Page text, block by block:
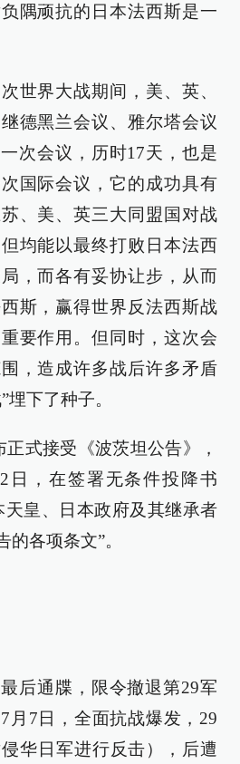
负隅顽抗的日本法西斯是一
世界大战期间，美、英、
德黑兰会议、雅尔塔会议
次会议，历时17天，也是
国际会议，它的成功具有
、美、英三大同盟国对战
均能以最终打败日本法西
，而各有妥协让步，从而
斯，赢得世界反法西斯战
要作用。但同时，这次会
，造成许多战后许多矛盾
埋下了种子。
式接受《波茨坦公告》，
日，在签署无条件投降书
天皇、日本政府及其继承者
各项条文”。
后通牒，限令撤退第29军
月7日，全面抗战爆发，29
华日军进行反击），后遭